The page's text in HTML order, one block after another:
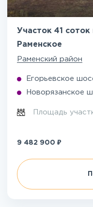
Участок 41
Раменское
Раменский район
Егорьевское
Новорязанское
Площадь
9 482 900 ₽